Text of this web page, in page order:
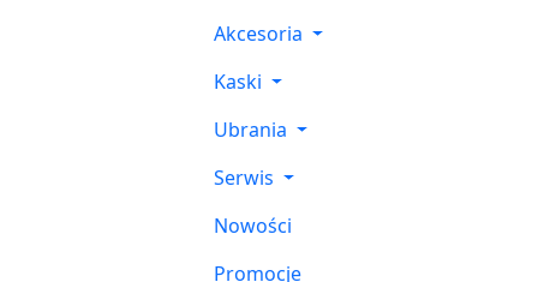
Akcesoria
Kaski
Ubrania
Serwis
Nowości
Promocje